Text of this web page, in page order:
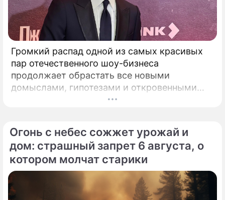
Громкий распад одной из самых красивых
пар отечественного шоу-бизнеса
продолжает обрастать все новыми
домыслами, гипотезами и откровенными
сплетнями. Когда Федор Бондарчук и его
общественность удовлетворилась вполне
нейтральным объяснением.
Огонь с небес сожжет урожай и
дом: страшный запрет 6 августа, о
котором молчат старики